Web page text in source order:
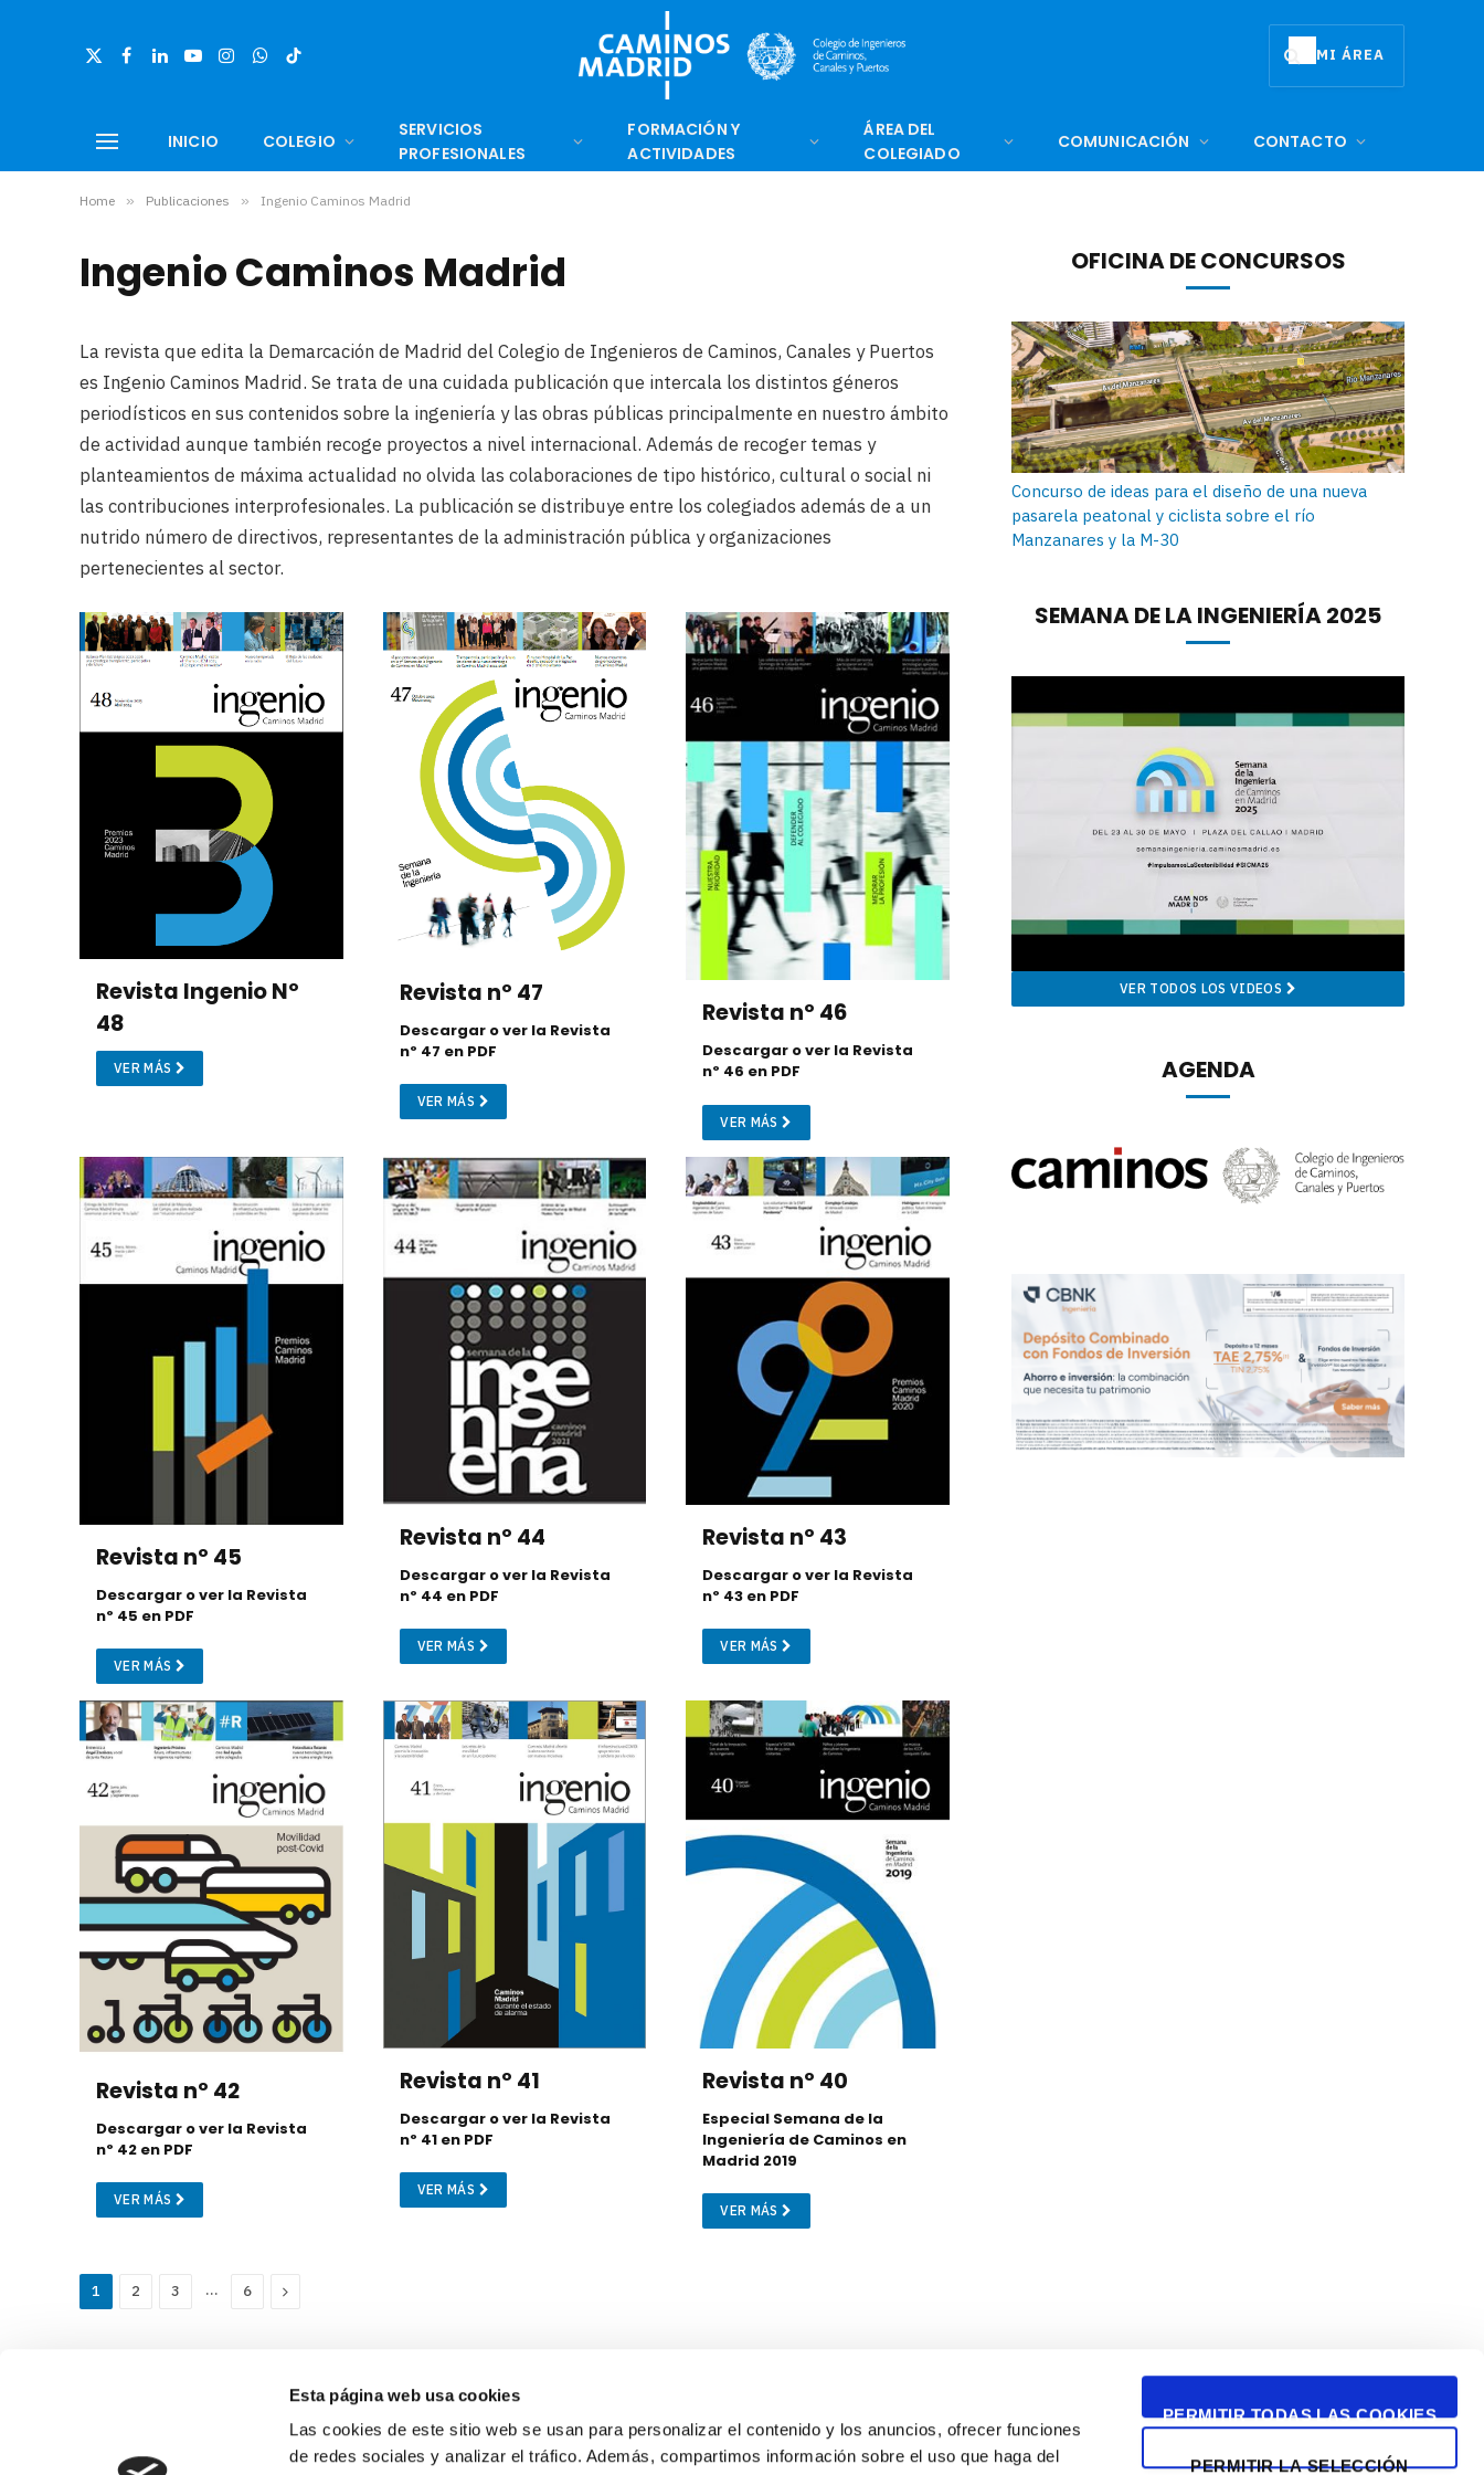
Esta página web usa cookies
Las cookies de este sitio web se usan para personalizar el contenido y los anuncios, ofrecer funciones
de redes sociales y analizar el tráfico. Además, compartimos información sobre el uso que haga del
PERMITIR TODAS LAS COOKIES
PERMITIR LA SELECCIÓN
X
Facebook
LinkedInYouTubeInstagram
WhatsApp
TikTok MI ÁREA
INICIO COLEGIO
SERVICIOS
PROFESIONALES
FORMACIÓN Y
ACTIVIDADES
ÁREA DEL
COLEGIADO
COMUNICACIÓN CONTACTO
Home » Publicaciones » Ingenio Caminos Madrid
Ingenio Caminos Madrid
La revista que edita la Demarcación de Madrid del Colegio de Ingenieros de Caminos, Canales y Puertos
es Ingenio Caminos Madrid. Se trata de una cuidada publicación que intercala los distintos géneros
periodísticos en sus contenidos sobre la ingeniería y las obras públicas principalmente en nuestro ámbito
de actividad aunque también recoge proyectos a nivel internacional. Además de recoger temas y
planteamientos de máxima actualidad no olvida las colaboraciones de tipo histórico, cultural o social ni
las contribuciones interprofesionales. La publicación se distribuye entre los colegiados además de a un
nutrido número de directivos, representantes de la administración pública y organizaciones
pertenecientes al sector.
Revista Ingenio Nº
48
VER MÁS
Revista nº 47
Descargar o ver la Revista
nº 47 en PDF
VER MÁS
Revista nº 46
Descargar o ver la Revista
nº 46 en PDF
VER MÁS
Revista nº 45
Descargar o ver la Revista
nº 45 en PDF
VER MÁS
Revista nº 44
Descargar o ver la Revista
nº 44 en PDF
VER MÁS
Revista nº 43
Descargar o ver la Revista
nº 43 en PDF
VER MÁS
Revista nº 42
Descargar o ver la Revista
nº 42 en PDF
VER MÁS
Revista nº 41
Descargar o ver la Revista
nº 41 en PDF
VER MÁS
Revista nº 40
Especial Semana de la
Ingeniería de Caminos en
Madrid 2019
VER MÁS
1 2 3 … 6 Next
OFICINA DE CONCURSOS
Concurso de ideas para el diseño de una nueva
pasarela peatonal y ciclista sobre el río
Manzanares y la M-30
SEMANA DE LA INGENIERÍA 2025
VER TODOS LOS VIDEOS
AGENDA